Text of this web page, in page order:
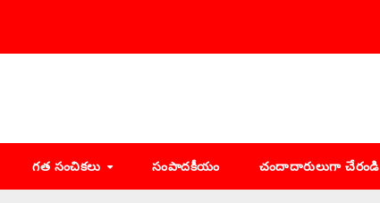
గత సంచికలు సంపాదకీయం చందాదారులుగా చేరండి